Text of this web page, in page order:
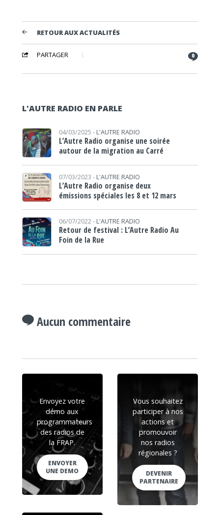
RETOUR AUX ACTUALITÉS
PARTAGER 0
L'AUTRE RADIO EN PARLE
04/03/2025 - L'AUTRE RADIO
L’Autre Radio organise une soirée
autour de la migration au Carré
07/03/2023 - L'AUTRE RADIO
L’Autre Radio organise deux
émissions spéciales les 8 et 12 mars
06/07/2022 - L'AUTRE RADIO
Retour de festival : L’Autre Radio Au
Foin de la Rue
Aucun commentaire
Envoyez votre
démo aux
programmateurs
des radios de
la FRAP.
ENVOYER
UNE DEMO
Vous souhaitez
participer à nos
actions et
promouvoir
nos radios
régionales ?
DEVENIR
PARTENAIRE